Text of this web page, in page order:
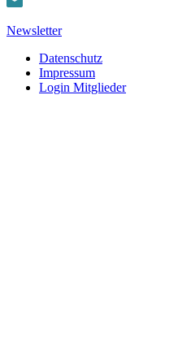
Newsletter
Datenschutz
Impressum
Login Mitglieder